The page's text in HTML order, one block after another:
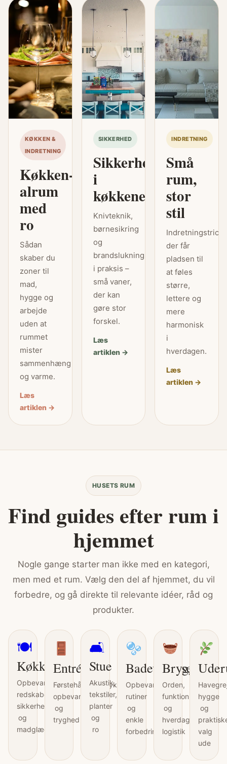
KØKKEN &
INDRETNING
Køkken-
alrum
med
ro
Sådan
skaber du
zoner til
mad,
hygge og
arbejde
uden at
rummet
mister
sammenhæng
og varme.
Læs
artiklen →
SIKKERHED
Sikkerhed
i
køkkenet
Knivteknik,
børnesikring
og
brandslukning
i praksis –
små vaner,
der kan
gøre stor
forskel.
Læs
artiklen →
INDRETNING
Små
rum,
stor
stil
der får
pladsen til
at føles
større,
lettere og
mere
harmonisk
i
hverdagen.
Læs
artiklen →
HUSETS RUM
Find guides efter rum i
hjemmet
Nogle gange starter man ikke med en kategori,
men med et rum. Vælg den del af hjemmet, du vil
forbedre, og gå direkte til relevante idéer, råd og
produkter.
🍽
Køkken
Opbevaring,
redskaber,
sikkerhed
og
madglæde
Entré
Førstehåndsindtryk,
opbevaring
og
tryghed
🛋
Stue
Akustik,
tekstiler,
planter
og
ro
Badeværelse
Opbevaring,
rutiner
og
enkle
forbedringer
Bryggers
Orden,
funktion
og
hverdagens
logistik
hygge
og
valg
ude